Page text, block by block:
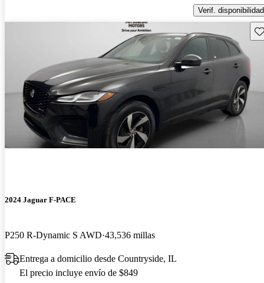
Verif. disponibilidad
2024 Jaguar F-PACE
P250 R-Dynamic S AWD 43,536 millas
Entrega a domicilio desde Countryside, IL
El precio incluye envío de $849